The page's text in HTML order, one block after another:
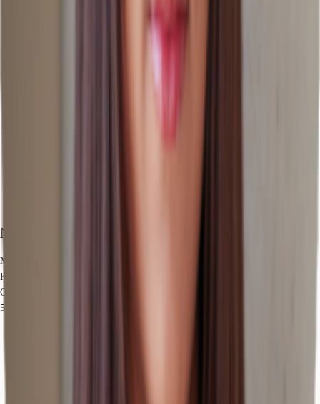
Marktinformationen
Mietmarkt
Kreuzberg, Berlin
Gew. Ø-Miete
5.425 € / Monat